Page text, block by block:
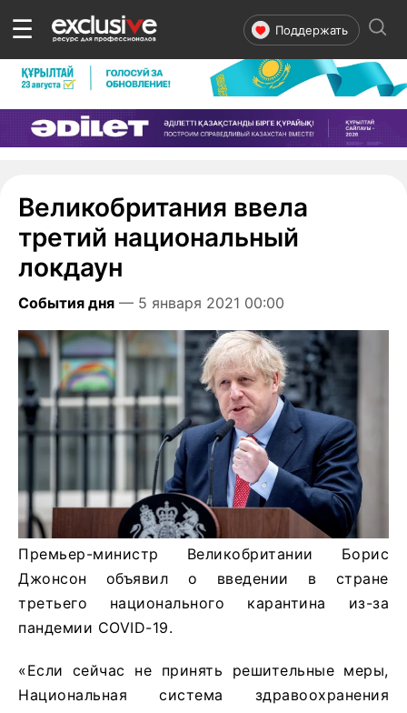
☰ Поддержать
Великобритания ввела
третий национальный
локдаун
События дня — 5 января 2021 00:00
Премьер-министр Великобритании Борис
Джонсон объявил о введении в стране
третьего национального карантина из-за
пандемии COVID-19.
«Если сейчас не принять решительные меры,
Национальная система здравоохранения